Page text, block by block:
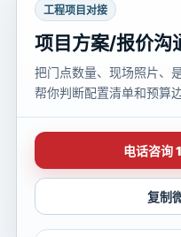
工程项目对接
项目方案/报价沟
把门点数量、现场照片、
帮你判断配置清单和预算边
电话咨
复制